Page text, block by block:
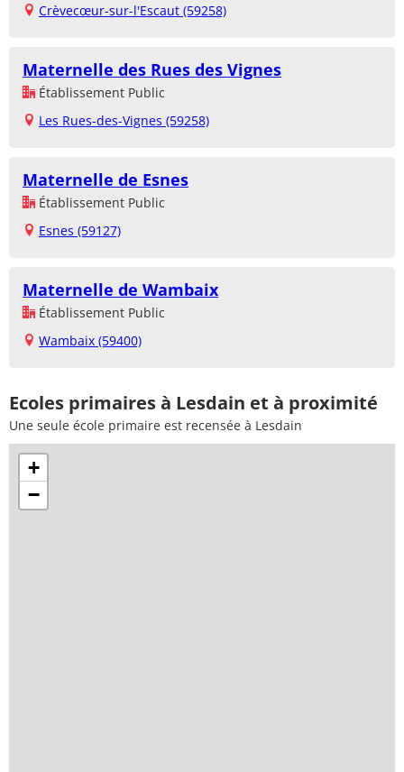
Crèvecœur-sur-l'Escaut (59258)
Maternelle des Rues des Vignes
Établissement Public
Les Rues-des-Vignes (59258)
Maternelle de Esnes
Établissement Public
Esnes (59127)
Maternelle de Wambaix
Établissement Public
Wambaix (59400)
Ecoles primaires à Lesdain et à proximité
Une seule école primaire est recensée à Lesdain
+
−